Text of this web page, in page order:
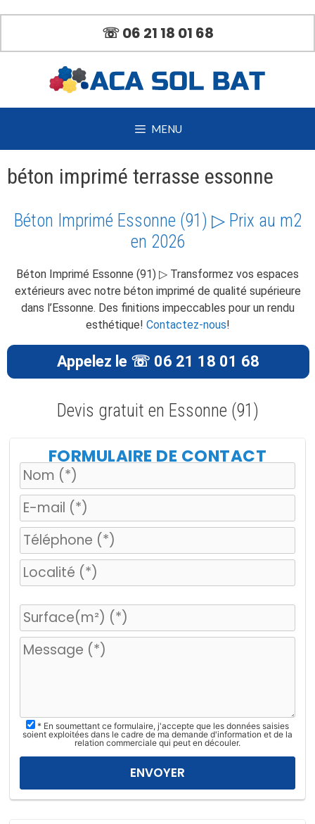
contenu
☏ 06 21 18 01 68
MENU
béton imprimé terrasse essonne
Béton Imprimé Essonne (91) ▷ Prix au m2
en 2026
Béton Imprimé Essonne (91) ▷ Transformez vos espaces
extérieurs avec notre béton imprimé de qualité supérieure
dans l’Essonne. Des finitions impeccables pour un rendu
esthétique! Contactez-nous!
Appelez le ☏ 06 21 18 01 68
Devis gratuit en Essonne (91)
FORMULAIRE DE CONTACT
u
z
s
* En soumettant ce formulaire, j'accepte que les données saisies
soient exploitées dans le cadre de ma demande d'information et de la
relation commerciale qui peut en découler.